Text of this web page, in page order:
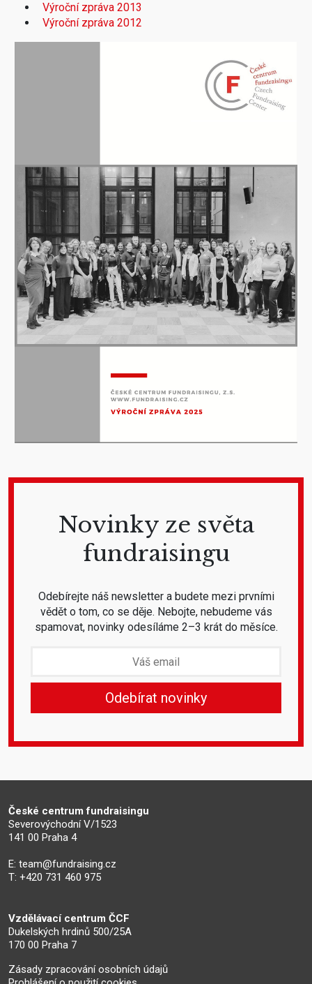
Výroční zpráva 2013
Výroční zpráva 2012
Novinky ze světa
fundraisingu
Odebírejte náš newsletter a budete mezi prvními
vědět o tom, co se děje. Nebojte, nebudeme vás
spamovat, novinky odesíláme 2–3 krát do měsíce.
České centrum fundraisingu
Severovýchodní V/1523
141 00 Praha 4
E: team@fundraising.cz
T: +420 731 460 975
Vzdělávací centrum ČCF
Dukelských hrdinů 500/25A
170 00 Praha 7
Zásady zpracování osobních údajů